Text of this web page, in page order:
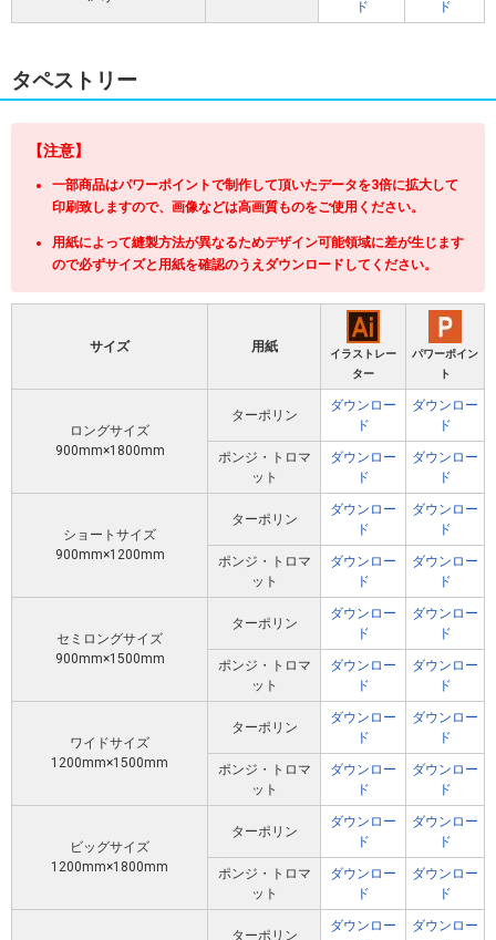
ド ド
タペストリー
【注意】
一部商品はパワーポイントで制作して頂いたデータを3倍に拡大して
印刷致しますので、画像などは高画質ものをご使用ください。
用紙によって縫製方法が異なるためデザイン可能領域に差が生じます
ので必ずサイズと用紙を確認のうえダウンロードしてください。
サイズ 用紙
イラストレー
ター
パワーポイン
ト
ロングサイズ
900mm×1800mm
ターポリン
ダウンロー
ド
ダウンロー
ド
ポンジ・トロマ
ット
ダウンロー
ド
ダウンロー
ド
ショートサイズ
900mm×1200mm
ターポリン
ダウンロー
ド
ダウンロー
ド
ポンジ・トロマ
ット
ダウンロー
ド
ダウンロー
ド
セミロングサイズ
900mm×1500mm
ターポリン
ダウンロー
ド
ダウンロー
ド
ポンジ・トロマ
ット
ダウンロー
ド
ダウンロー
ド
ワイドサイズ
1200mm×1500mm
ターポリン
ダウンロー
ド
ダウンロー
ド
ポンジ・トロマ
ット
ダウンロー
ド
ダウンロー
ド
ビッグサイズ
1200mm×1800mm
ターポリン
ダウンロー
ド
ダウンロー
ド
ポンジ・トロマ
ット
ダウンロー
ド
ダウンロー
ド
ターポリン
ダウンロー
ダウンロー